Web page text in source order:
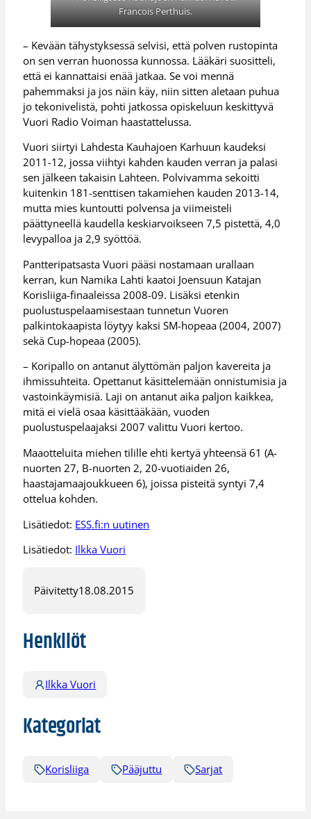
Francois Perthuis.
– Kevään tähystyksessä selvisi, että polven rustopinta
on sen verran huonossa kunnossa. Lääkäri suositteli,
että ei kannattaisi enää jatkaa. Se voi mennä
pahemmaksi ja jos näin käy, niin sitten aletaan puhua
jo tekonivelistä, pohti jatkossa opiskeluun keskittyvä
Vuori Radio Voiman haastattelussa.
Vuori siirtyi Lahdesta Kauhajoen Karhuun kaudeksi
2011-12, jossa viihtyi kahden kauden verran ja palasi
sen jälkeen takaisin Lahteen. Polvivamma sekoitti
kuitenkin 181-senttisen takamiehen kauden 2013-14,
mutta mies kuntoutti polvensa ja viimeisteli
päättyneellä kaudella keskiarvoikseen 7,5 pistettä, 4,0
levypalloa ja 2,9 syöttöä.
Pantteripatsasta Vuori pääsi nostamaan urallaan
kerran, kun Namika Lahti kaatoi Joensuun Katajan
Korisliiga-finaaleissa 2008-09. Lisäksi etenkin
puolustuspelaamisestaan tunnetun Vuoren
palkintokaapista löytyy kaksi SM-hopeaa (2004, 2007)
sekä Cup-hopeaa (2005).
– Koripallo on antanut älyttömän paljon kavereita ja
ihmissuhteita. Opettanut käsittelemään onnistumisia ja
vastoinkäymisiä. Laji on antanut aika paljon kaikkea,
mitä ei vielä osaa käsittääkään, vuoden
puolustuspelaajaksi 2007 valittu Vuori kertoo.
Maaotteluita miehen tilille ehti kertyä yhteensä 61 (A-
nuorten 27, B-nuorten 2, 20-vuotiaiden 26,
haastajamaajoukkueen 6), joissa pisteitä syntyi 7,4
ottelua kohden.
Lisätiedot: ESS.fi:n uutinen
Lisätiedot: Ilkka Vuori
Päivitetty18.08.2015
Henkilöt
Ilkka Vuori
Kategoriat
Korisliiga Pääjuttu Sarjat